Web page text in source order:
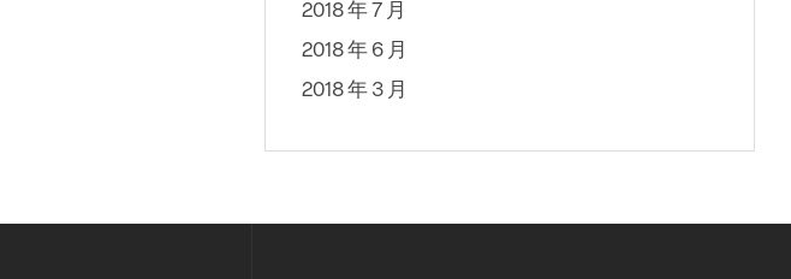
2018 年 7 月
2018 年 6 月
2018 年 3 月